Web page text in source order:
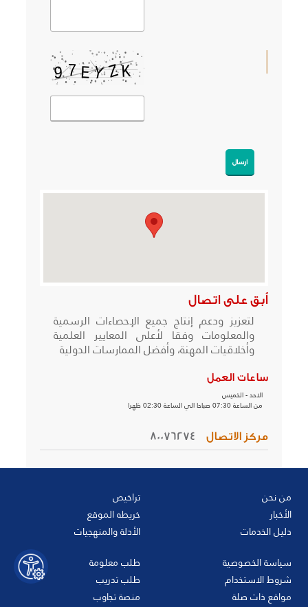
ارسال
أبق على اتصال
لتعزيز ودعم إنتاج جميع الإحصاءات الرسمية
والمعلومات وفقا لأعلى المعايير العلمية
وأخلاقيات المهنة، وأفضل الممارسات الدولية
ساعات العمل
الاحد - الخميس
من الساعة 07:30 صباحا الي الساعة 02:30 ظهرا
مركز الاتصال 80076274
من نحن
الأخبار
دليل الخدمات
تراخيص
خريطه الموقع
الأدلة والمنهجيات
سياسة الخصوصية
شروط الاستخدام
مواقع ذات صلة
طلب معلومة
طلب تدريب
منصة تجاوب